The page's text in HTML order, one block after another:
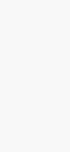
になった。